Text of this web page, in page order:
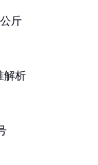
斤
解析